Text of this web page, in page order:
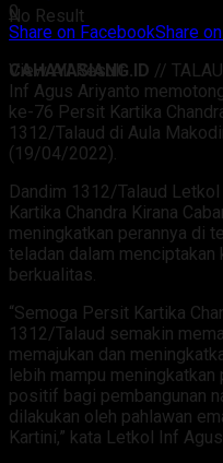
No Result
View All Result
0
Share on FacebookShare
CAHAYASIANG.ID //
Inf Agus Ariyanto
ke-76 Persit Kartika
1312/Talaud di Aula
(19/04/2022).
Dandim 1312/Talaud
Kartika Chandra Kirana
meningkatkan perannya di
teladan dalam menciptakan
berkualitas.
“Semoga Persit Kartika
1312/Talaud semakin
memajukan dan
lebih mampu
positif bagi pembangunan
dilakukan oleh pahlawan
Kartini,” kata Letkol Inf